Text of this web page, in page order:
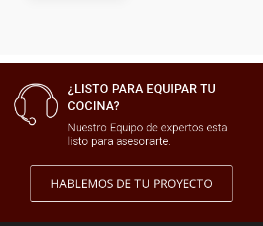
¿LISTO PARA EQUIPAR TU
COCINA?
Nuestro Equipo de expertos esta
listo para asesorarte.
HABLEMOS DE TU PROYECTO